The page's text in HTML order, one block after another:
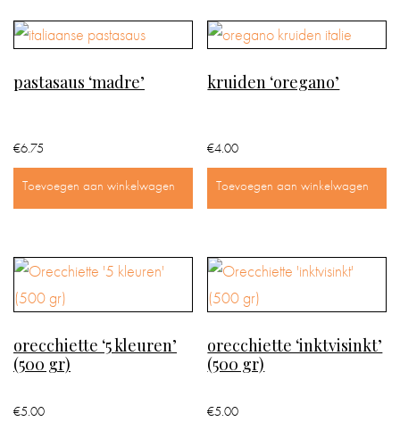
pastasaus ‘madre’
€6.75
Toevoegen aan winkelwagen
kruiden ‘oregano’
€4.00
Toevoegen aan winkelwagen
orecchiette ‘5 kleuren’
(500 gr)
€5.00
orecchiette ‘inktvisinkt’
(500 gr)
€5.00